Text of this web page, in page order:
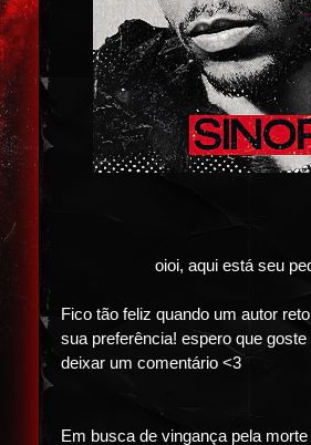
oioi, aqui está seu
Fico tão feliz quando um autor
sua preferência! espero que
deixar um comentário <3
Em busca de vingança pela